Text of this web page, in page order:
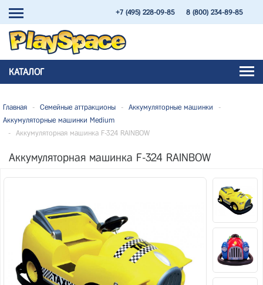
+7 (495) 228-09-85 8 (800) 234-89-85
КАТАЛОГ
Главная - Семейные аттракционы - Аккумуляторные машинки
-
Аккумуляторные машинки Medium
-
Аккумуляторная машинка F-324 RAINBOW
Аккумуляторная машинка F-324 RAINBOW